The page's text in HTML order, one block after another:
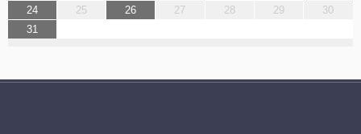
24
25 26 27 28 29
30
31